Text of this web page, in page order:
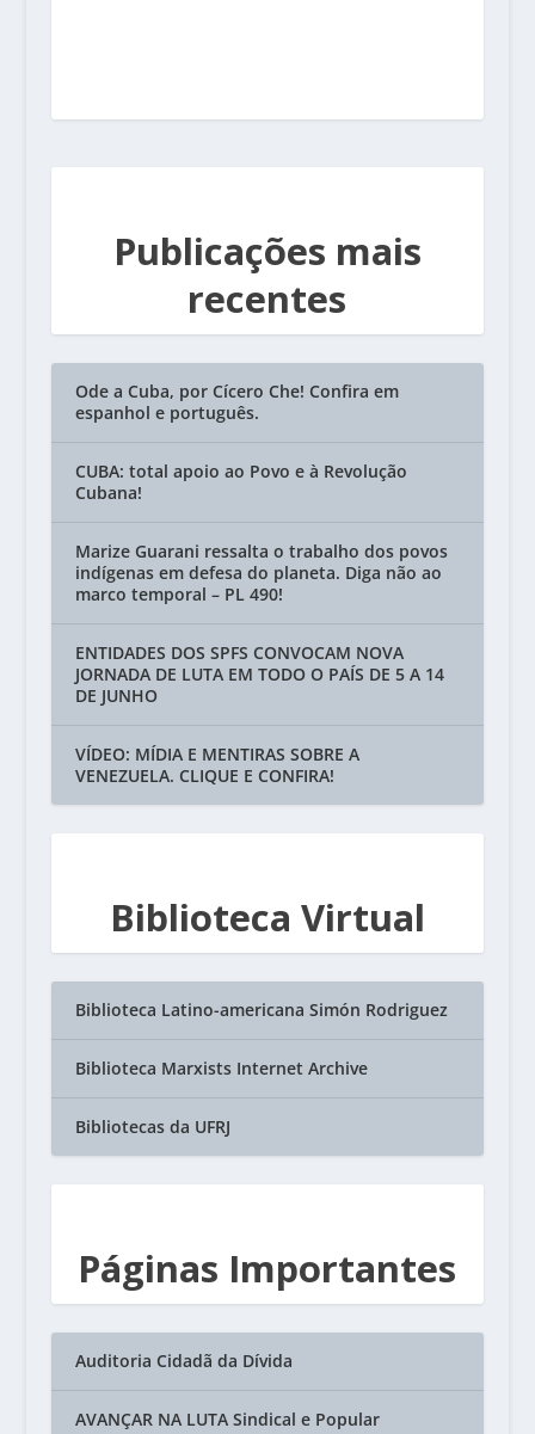
Publicações mais
recentes
Ode a Cuba, por Cícero Che! Confira em
espanhol e português.
CUBA: total apoio ao Povo e à Revolução
Cubana!
Marize Guarani ressalta o trabalho dos povos
indígenas em defesa do planeta. Diga não ao
marco temporal – PL 490!
ENTIDADES DOS SPFS CONVOCAM NOVA
JORNADA DE LUTA EM TODO O PAÍS DE 5 A 14
DE JUNHO
VÍDEO: MÍDIA E MENTIRAS SOBRE A
VENEZUELA. CLIQUE E CONFIRA!
Biblioteca Virtual
Biblioteca Latino-americana Simón Rodriguez
Biblioteca Marxists Internet Archive
Bibliotecas da UFRJ
Páginas Importantes
Auditoria Cidadã da Dívida
AVANÇAR NA LUTA Sindical e Popular